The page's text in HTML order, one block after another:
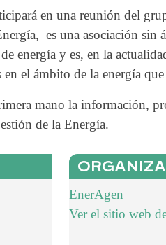
en una reunión del
es una asociación sin
energía y es, en la
el ámbito de la energía
mano la información,
de la Energía.
EnerAgen
Ver el sitio web